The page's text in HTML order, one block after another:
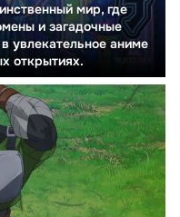
мир, где
и загадочные
увлекательное аниме
открытиях.